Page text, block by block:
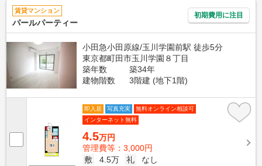
賃貸マンション
パールパーティー
初期費用に注目
小田急小田原線/玉川学園前駅 徒歩5分
東京都町田市玉川学園８丁目
築年数
築34年
建物階数
3階建 (地下1階)
即入居 写真充実
無料オンライン相談可
インターネット無料
4.5万円
管理費等：3,000円
敷
4.5万 礼
なし